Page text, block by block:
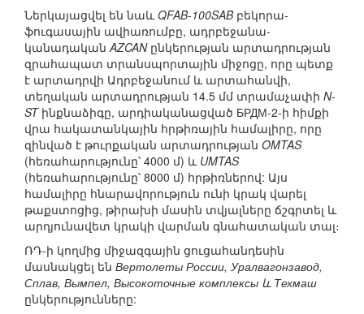
Ներկայացվել են նաևQFAB-100SABբեկորա-
ֆուգասային ավիառումբը, ադրբեջանա-
կանադականAZCANընկերության արտադրության
զրահապատ տրանսպորտային միջոցը, որը պետք
է արտադրվի Ադրբեջանում և արտահանվի,
տեղական արտադրության 14.5 մմ տրամաչափի N-
STինքնաձիգը, արդիականացված БРДМ-2-ի հիմքի
վրա հակատանկային հրթիռային համալիրը, որը
զինված է թուրքական արտադրության OMTAS
(հեռահարությունը՝ 4000 մ) և UMTAS
(հեռահարությունը՝ 8000 մ) հրթիռներով: Այս
համալիրը հնարավորություն ունի կրակ վարել
թաքստոցից, թիրախի մասին տվյալները ճշգրտել և
արդյունավետ կրակի վարման գնահատական տալ։
ՌԴ-ի կողմից միջազգային ցուցահանդեսին
մասնակցել են Вертолеты России, Уралвагонзавод,
Сплав, Вымпел, Высокоточные комплексы և Техмаш
ընկերությունները: